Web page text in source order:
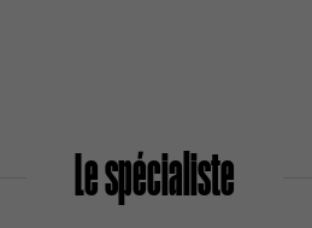
Le spécialiste